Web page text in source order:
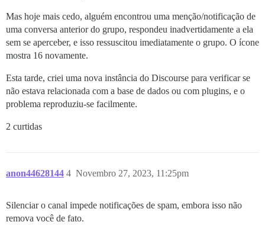
Mas hoje mais cedo, alguém encontrou uma menção/notificação de
uma conversa anterior do grupo, respondeu inadvertidamente a ela
sem se aperceber, e isso ressuscitou imediatamente o grupo. O ícone
mostra 16 novamente.
Esta tarde, criei uma nova instância do Discourse para verificar se
não estava relacionada com a base de dados ou com plugins, e o
problema reproduziu-se facilmente.
2 curtidas
anon44628144 Novembro 27, 2023, 11:25pm
4
Silenciar o canal impede notificações de spam, embora isso não
remova você de fato.